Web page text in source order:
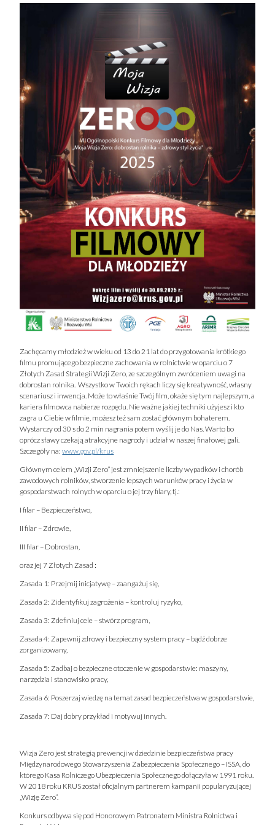
Zachęcamy młodzież w wieku od 13 do 21 lat do przygotowania krótkiego
filmu promującego bezpieczne zachowania w rolnictwie w oparciu o 7
Złotych Zasad Strategii Wizji Zero, ze szczególnym zwróceniem uwagi na
dobrostan rolnika. Wszystko w Twoich rękach liczy się kreatywność, własny
scenariusz i inwencja. Może to właśnie Twój film, okaże się tym najlepszym, a
kariera filmowca nabierze rozpędu. Nie ważne jakiej techniki użyjesz i kto
zagra u Ciebie w filmie, możesz też sam zostać głównym bohaterem.
Wystarczy od 30 s do 2 min nagrania potem wyślij je do Nas. Warto bo
oprócz sławy czekają atrakcyjne nagrody i udział w naszej finałowej gali.
Szczegóły na:www.gov.pl/krus
Głównym celem „Wizji Zero” jest zmniejszenie liczby wypadków i chorób
zawodowych rolników, stworzenie lepszych warunków pracy i życia w
gospodarstwach rolnych w oparciu o jej trzy filary, tj.:
I filar – Bezpieczeństwo,
II filar – Zdrowie,
III filar – Dobrostan,
oraz jej 7 Złotych Zasad :
Zasada 1: Przejmij inicjatywę – zaangażuj się,
Zasada 2: Zidentyfikuj zagrożenia – kontroluj ryzyko,
Zasada 3: Zdefiniuj cele – stwórz program,
Zasada 4: Zapewnij zdrowy i bezpieczny system pracy – bądź dobrze
zorganizowany,
Zasada 5: Zadbaj o bezpieczne otoczenie w gospodarstwie: maszyny,
narzędzia i stanowisko pracy,
Zasada 6: Poszerzaj wiedzę na temat zasad bezpieczeństwa w gospodarstwie,
Zasada 7: Daj dobry przykład i motywuj innych.
Wizja Zero jest strategią prewencji w dziedzinie bezpieczeństwa pracy
Międzynarodowego Stowarzyszenia Zabezpieczenia Społecznego – ISSA, do
którego Kasa Rolniczego Ubezpieczenia Społecznego dołączyła w 1991 roku.
W 2018 roku KRUS został oficjalnym partnerem kampanii popularyzującej
„Wizję Zero”.
Konkurs odbywa się pod Honorowym Patronatem Ministra Rolnictwa i